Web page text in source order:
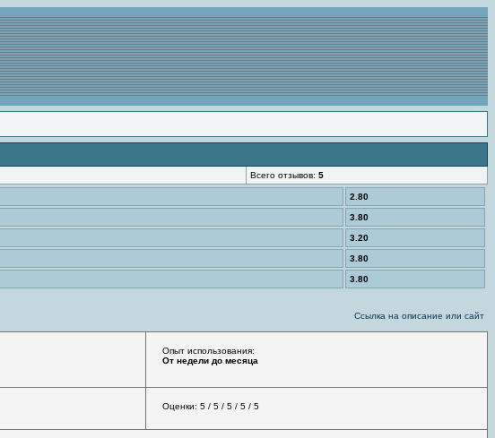
Всего отзывов: 5
2.80
3.80
3.20
3.80
3.80
Ссылка на описание или сайт
Опыт использования:
От недели до месяца
Оценки: 5 / 5 / 5 / 5 / 5